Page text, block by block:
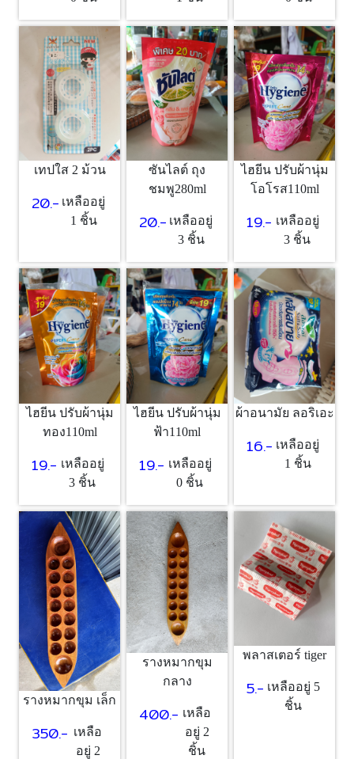
เทปใส 2 ม้วน
20.- เหลืออยู่
1 ชิ้น
ซันไลต์ ถุง
ชมพู280ml
20.- เหลืออยู่
3 ชิ้น
ไฮยีน ปรับผ้านุ่ม
โอโรส110ml
19.- เหลืออยู่
3 ชิ้น
ไฮยีน ปรับผ้านุ่ม
ทอง110ml
19.- เหลืออยู่
3 ชิ้น
ไฮยีน ปรับผ้านุ่ม
ฟ้า110ml
19.- เหลืออยู่
0 ชิ้น
ผ้าอนามัย ลอริเอะ
16.- เหลืออยู่
1 ชิ้น
รางหมากขุม เล็ก
350.- เหลือ
อยู่ 2
รางหมากขุม
กลาง
400.- เหลือ
อยู่ 2
ชิ้น
พลาสเตอร์ tiger
5.- เหลืออยู่ 5
ชิ้น